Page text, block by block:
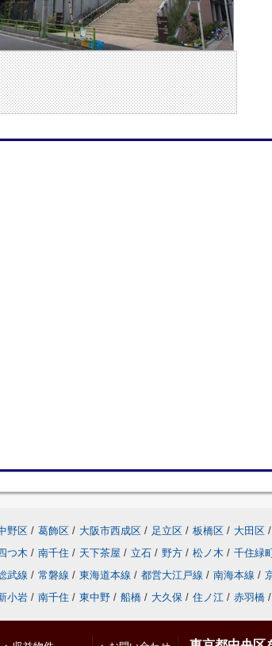
野区 / 葛飾区 / 大阪市西成区 / 足立区 / 板橋区 / 大田区 /
つ木 / 南千住 / 天下茶屋 / 立石 / 野方 / 松ノ木 / 千住緑
武線 / 常磐線 / 東海道本線 / 都営大江戸線 / 南海本線 /
小岩 / 南千住 / 東中野 / 船橋 / 大久保 / 住ノ江 / 赤羽橋 /